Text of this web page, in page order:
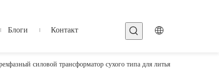
Блоги Контакт
силовой трансформатор сухого типа для литья